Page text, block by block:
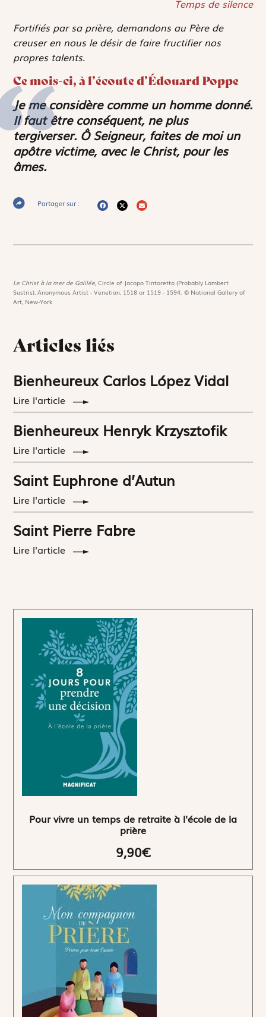
Temps de silence
Fortifiés par sa prière, demandons au Père de
creuser en nous le désir de faire fructifier nos
propres talents.
Ce mois-ci, à l’écoute d’Édouard Poppe
Je me considère comme un homme donné.
Il faut être conséquent, ne plus
tergiverser. Ô Seigneur, faites de moi un
apôtre victime, avec le Christ, pour les
âmes.
Partager sur :
Le Christ à la mer de Galilée,Circle of Jacopo Tintoretto (Probably Lambert
Sustris), Anonymous Artist - Venetian, 1518 or 1519 - 1594. © National Gallery of
Art, New-York
Articles liés
Bienheureux Carlos López Vidal
Lire l'article
Bienheureux Henryk Krzysztofik
Lire l'article
Saint Euphrone d’Autun
Lire l'article
Saint Pierre Fabre
Lire l'article
Pour vivre un temps de retraite à l'école de la
prière
9,90€